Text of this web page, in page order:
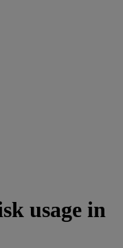
usage in